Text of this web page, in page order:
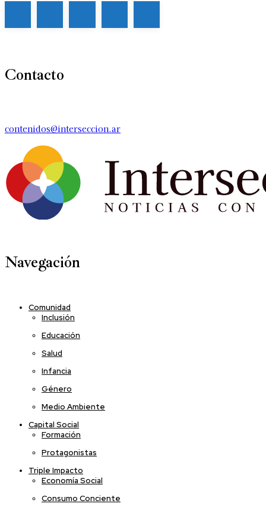
Contacto
contenidos@interseccion.ar
Navegación
Comunidad
Inclusión
Educación
Salud
Infancia
Género
Medio Ambiente
Capital Social
Formación
Protagonistas
Triple Impacto
Economía Social
Consumo Conciente